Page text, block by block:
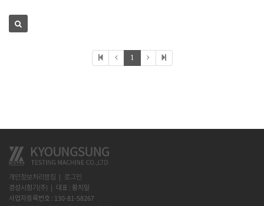
1
개인정보처리방침
로그인
경성시험기(주)
대표 : 황치일
사업자등록번호 : 130-81-58267